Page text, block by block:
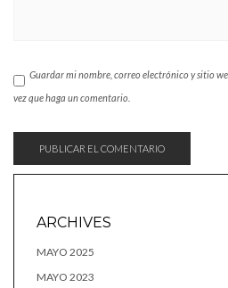
Guardar mi nombre, correo electrónico y sitio
vez que haga un comentario.
ARCHIVES
MAYO 2025
MAYO 2023